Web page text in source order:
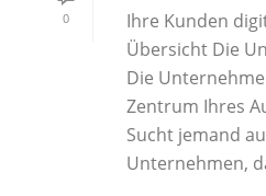
0
Ihre Kunden
Übersicht Die
Die
Zentrum Ihres
Sucht jemand
Unternehmen,